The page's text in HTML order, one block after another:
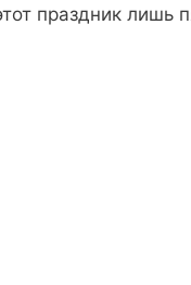
праздник лишь